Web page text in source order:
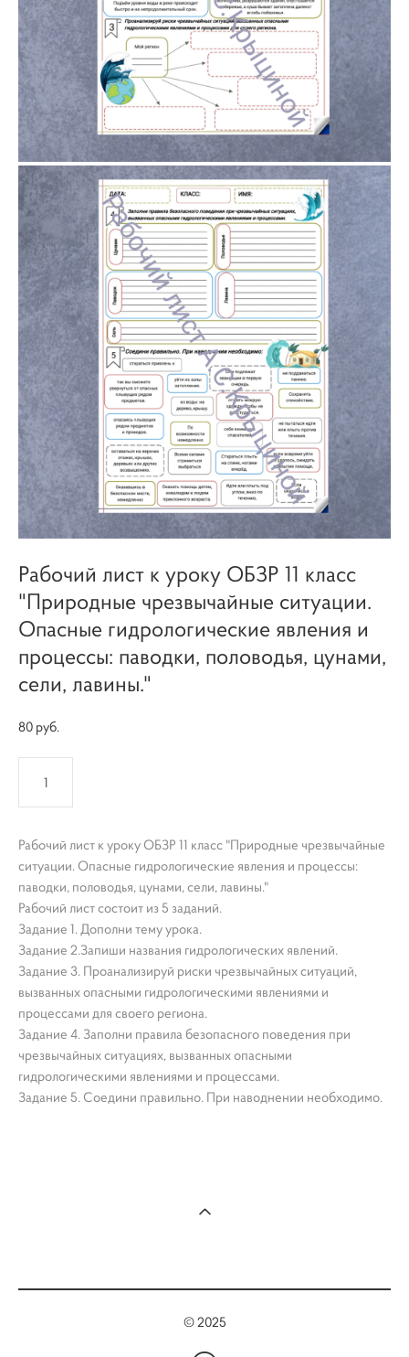
Рабочий лист к уроку ОБЗР 11 класс
"Природные чрезвычайные ситуации.
Опасные гидрологические явления и
процессы: паводки, половодья, цунами,
сели, лавины."
80 pуб.
Рабочий лист к уроку ОБЗР 11 класс "Природные чрезвычайные
ситуации. Опасные гидрологические явления и процессы:
паводки, половодья, цунами, сели, лавины."
Рабочий лист состоит из 5 заданий.
Задание 1. Дополни тему урока.
Задание 2.Запиши названия гидрологических явлений.
Задание 3. Проанализируй риски чрезвычайных ситуаций,
вызванных опасными гидрологическими явлениями и
процессами для своего региона.
Задание 4. Заполни правила безопасного поведения при
чрезвычайных ситуациях, вызванных опасными
гидрологическими явлениями и процессами.
Задание 5. Соедини правильно. При наводнении необходимо.
© 2025